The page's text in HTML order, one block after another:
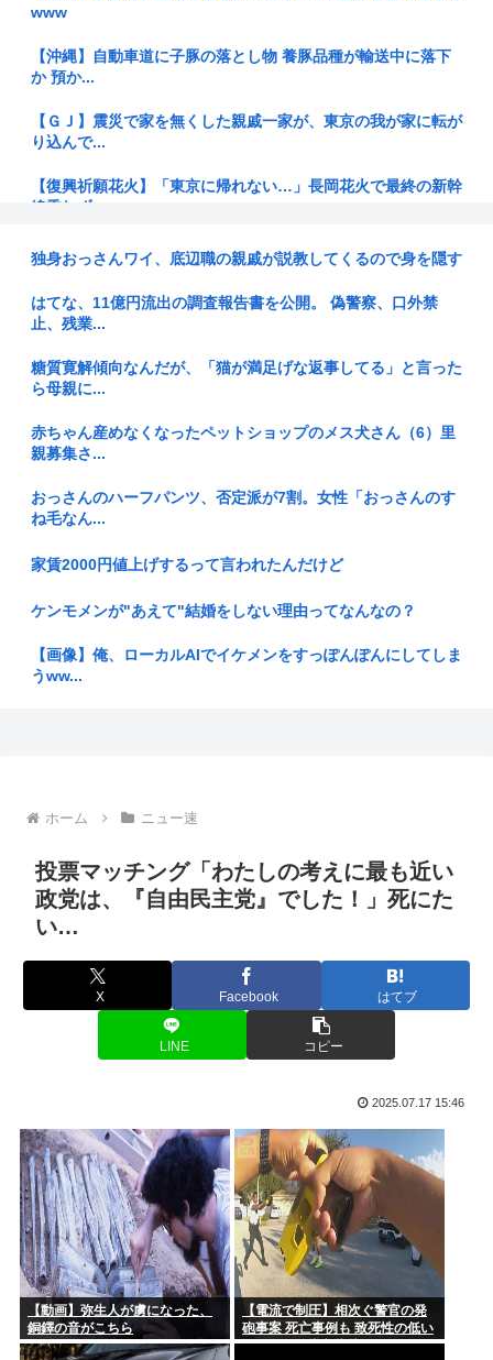
www
【沖縄】自動車道に子豚の落とし物 養豚品種が輸送中に落下
か 預か...
【ＧＪ】震災で家を無くした親戚一家が、東京の我が家に転が
り込んで...
【復興祈願花火】「東京に帰れない…」長岡花火で最終の新幹
線乗れず...
9割の親が「きちんと学校で教えてほしい」も…日本で性教育
が一向に...
【画像】罪木蜜柑の激エロフィギュアwww
戦前の人「日本が勝つように子供は勝子にしよう」
セル相...
世界のEV平均価格がHV下回る 中国車が新興国に流入、日本勢
亡 息子...
【画像】こういうブラに乳首ひっかけてる女の子ｗｗｗ
【画像】移民についての日本人の本音、だいたいこれwww
【SNS】夏休みに川遊びするなら「ここ最高！」危ない場所を
投稿、...
新しく来た日本人の先生がとても若く見えると話題に。アメリ
カ人から...
【自民党】首相、人事で旧安倍派重用か 自民「萩生田幹事
【悲報】ちいかわ映画、朝一上映終わって帰ろうとしたおじさ
ん、少女...
独身おっさんワイ、底辺職の親戚が説教してくるので身を隠す
はてな、11億円流出の調査報告書を公開。 偽警察、口外禁
止、残業...
糖質寛解傾向なんだが、「猫が満足げな返事してる」と言った
ら母親に...
赤ちゃん産めなくなったペットショップのメス犬さん（6）里
親募集さ...
おっさんのハーフパンツ、否定派が7割。女性「おっさんのす
ね毛なん...
家賃2000円値上げするって言われたんだけど
ケンモメンが"あえて"結婚をしない理由ってなんなの？
【画像】俺、ローカルAIでイケメンをすっぽんぽんにしてしま
うww...
被爆者さん「わしがケロイドになる前はキムタクそっくりたっ
法定速度絶対守るマン、どんなに見通しの良い道路でも40～
60km...
一流顔隠しアーティストtuki.(17)さん、「家族でハワイ行っ...
独身ひとり暮らしおじさんがひとりでスシローに来たよ☺
秋田県県庁の職員、公式オンライン会見で出張先のラブホテル
だから...
妊娠中の倖田來未(43)、ド派手なネイルを披露「世界一可愛い
妊婦...
【画像】TWICE・モモ(30)、またしてもエチエチボデーを披
露...
「つまらない」 放送当時は酷評… 後に評価が逆転した傑作
『ルパン...
ホーム ニュー速
投票マッチング「わたしの考えに最も近い
政党は、『自由民主党』でした！」死にた
い…
X Facebook はてブ
LINE コピー
2025.07.17 15:46
【動画】弥生人が虜になった、
銅鐸の音がこちら
【電流で制圧】相次ぐ警官の発
砲事案 死亡事例も 致死性の低い
テーザー銃導入指摘